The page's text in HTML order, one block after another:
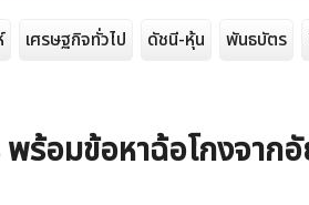
เศรษฐกิจทั่วไป ดัชนี-หุ้น พันธบัตร
ร้อมข้อหาฉ้อโกงจาก